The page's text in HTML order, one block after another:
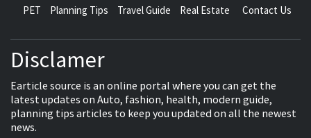
PET
Planning Tips Travel Guide Real Estate Contact Us
Disclamer
Earticle source is an online portal where you can get the
latest updates on Auto, fashion, health, modern guide,
planning tips articles to keep you updated on all the newest
news.